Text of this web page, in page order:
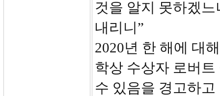
것을 알지 못하겠
내리니”
2020년 한 해에 대
학상 수상자 로버
수 있음을 경고하